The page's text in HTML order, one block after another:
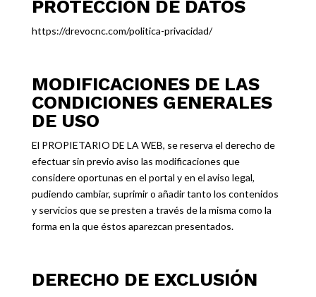
PROTECCIÓN DE DATOS
https://drevocnc.com/politica-privacidad/
MODIFICACIONES DE LAS
CONDICIONES GENERALES
DE USO
El PROPIETARIO DE LA WEB, se reserva el derecho de
efectuar sin previo aviso las modificaciones que
considere oportunas en el portal y en el aviso legal,
pudiendo cambiar, suprimir o añadir tanto los contenidos
y servicios que se presten a través de la misma como la
forma en la que éstos aparezcan presentados.
DERECHO DE EXCLUSIÓN